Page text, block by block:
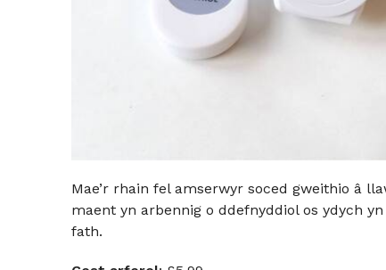
Mae’r rhain fel amserwyr soced gweithio â
maent yn arbennig o ddefnyddiol os ydych
fath.